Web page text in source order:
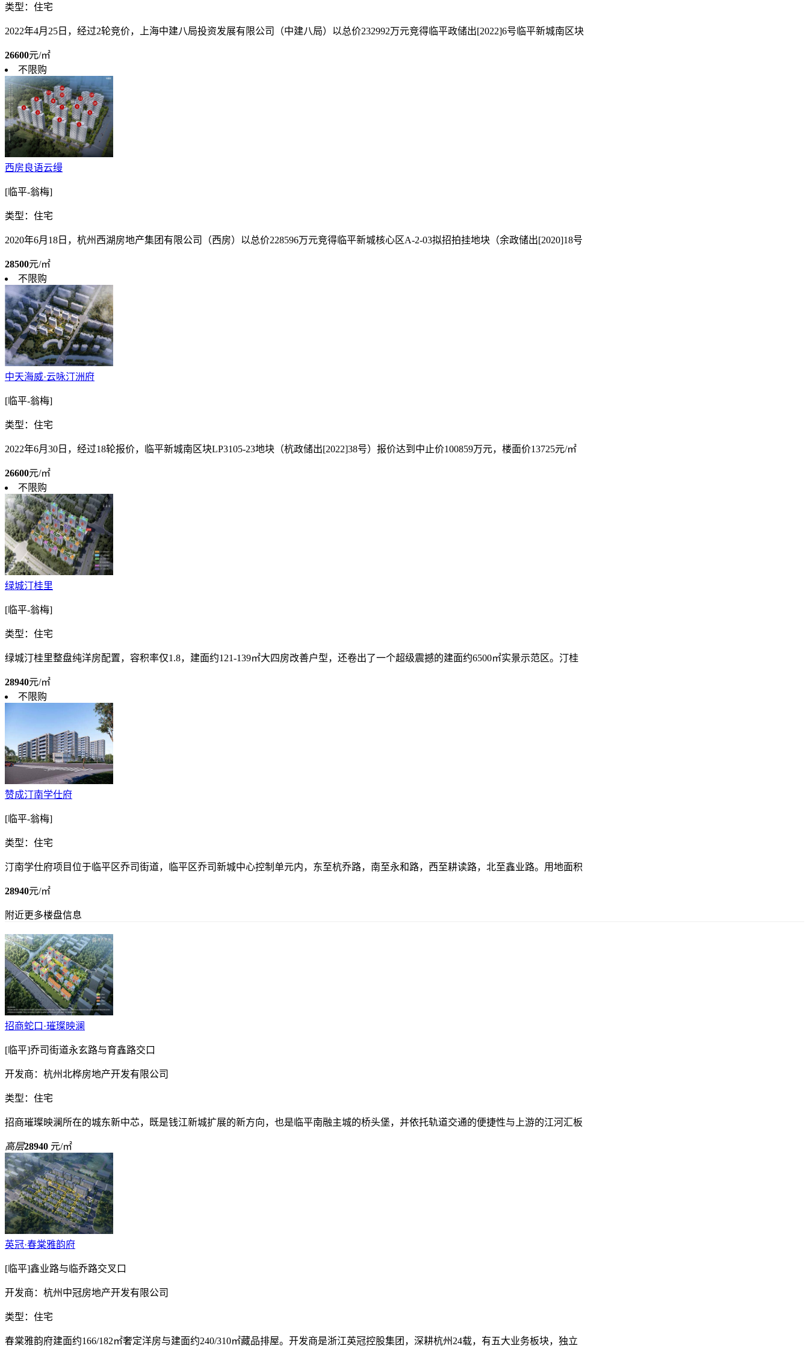
类型：住宅
2022年4月25日，经过2轮竞价，上海中建八局投资发展有限公司（中建八局）以总价232992万元竞得临平政储出[2022]6号临平新城南区块
26600元/㎡
不限购
西房良语云缦
[临平-翁梅]
类型：住宅
2020年6月18日，杭州西湖房地产集团有限公司（西房）以总价228596万元竞得临平新城核心区A-2-03拟招拍挂地块（余政储出[2020]18号
28500元/㎡
不限购
中天海威·云咏汀洲府
[临平-翁梅]
类型：住宅
2022年6月30日，经过18轮报价，临平新城南区块LP3105-23地块（杭政储出[2022]38号）报价达到中止价100859万元，楼面价13725元/㎡
26600元/㎡
不限购
绿城汀桂里
[临平-翁梅]
类型：住宅
绿城汀桂里整盘纯洋房配置，容积率仅1.8，建面约121-139㎡大四房改善户型，还卷出了一个超级震撼的建面约6500㎡实景示范区。汀桂
28940元/㎡
不限购
赞成汀南学仕府
[临平-翁梅]
类型：住宅
汀南学仕府项目位于临平区乔司街道，临平区乔司新城中心控制单元内，东至杭乔路，南至永和路，西至耕读路，北至鑫业路。用地面积
28940元/㎡
附近更多楼盘信息
招商蛇口·璀璨映澜
[临平]乔司街道永玄路与育鑫路交口
开发商：杭州北桦房地产开发有限公司
类型：住宅
招商璀璨映澜所在的城东新中芯，既是钱江新城扩展的新方向，也是临平南融主城的桥头堡，并依托轨道交通的便捷性与上游的江河汇板
高层28940 元/㎡
英冠·春棠雅韵府
[临平]鑫业路与临乔路交叉口
开发商：杭州中冠房地产开发有限公司
类型：住宅
春棠雅韵府建面约166/182㎡奢定洋房与建面约240/310㎡藏品排屋。开发商是浙江英冠控股集团，深耕杭州24载，有五大业务板块，独立